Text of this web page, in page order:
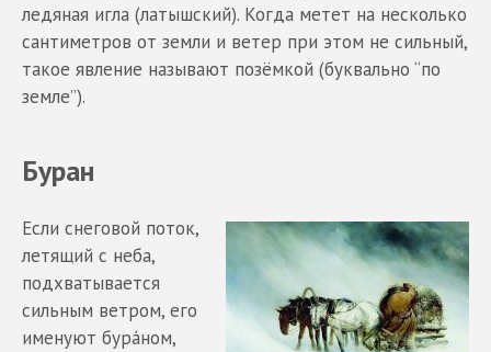
ледяная игла (латышский). Когда метет на несколько
сантиметров от земли и ветер при этом не сильный,
такое явление называют позёмкой (буквально “по
земле”).
Буран
Если снеговой поток,
летящий с неба,
подхватывается
сильным ветром, его
именуют бура́ном,